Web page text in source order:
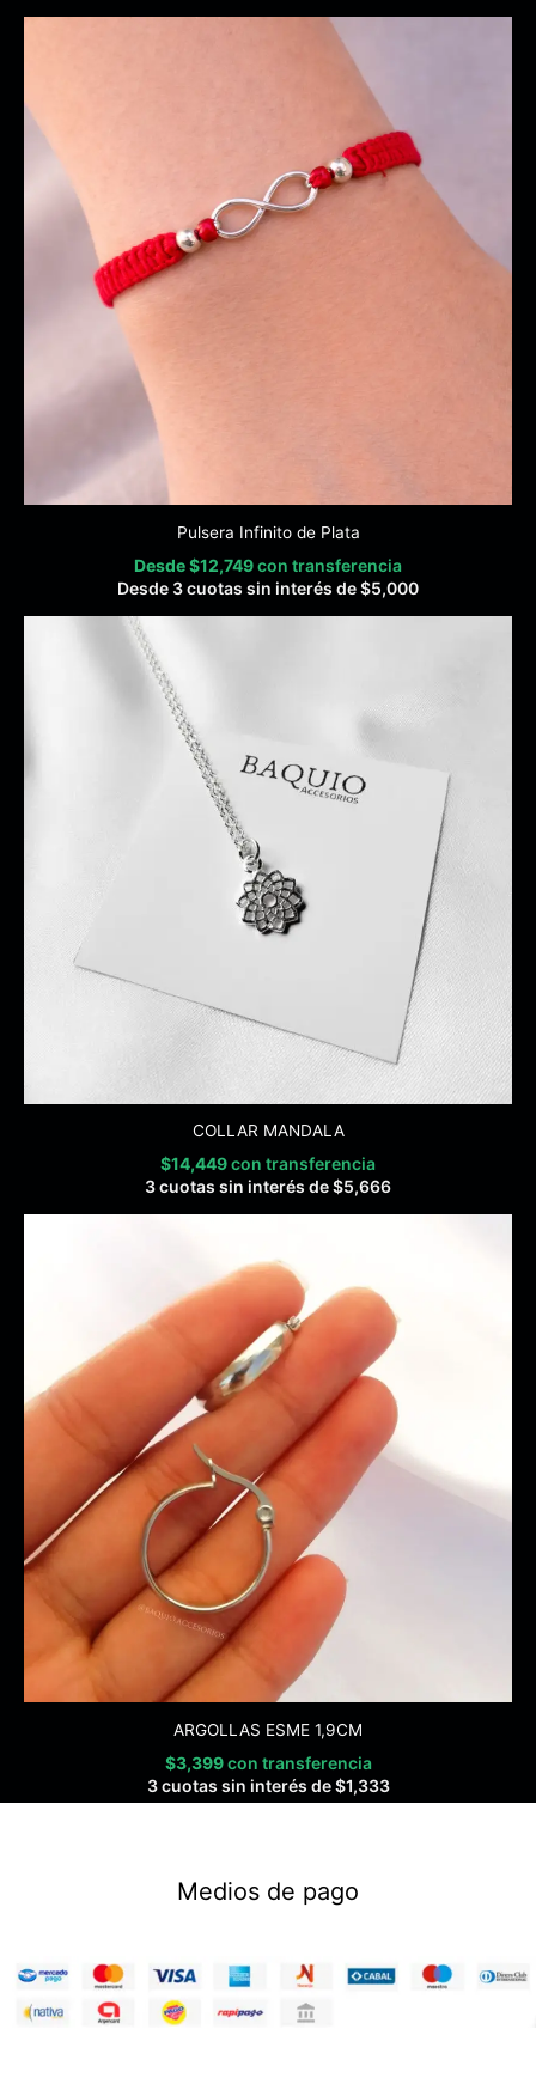
Pulsera Infinito de Plata
Desde$12,749con transferencia
Desde 3 cuotas sin interés de$5,000
COLLAR MANDALA
$14,449con transferencia
3 cuotas sin interés de$5,666
ARGOLLAS ESME 1,9CM
$3,399 con transferencia
3 cuotas sin interés de$1,333
Medios de pago